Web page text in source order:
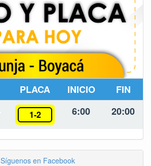
PLACA INICIO FIN
1-2 6:00 20:00
Síguenos en Facebook